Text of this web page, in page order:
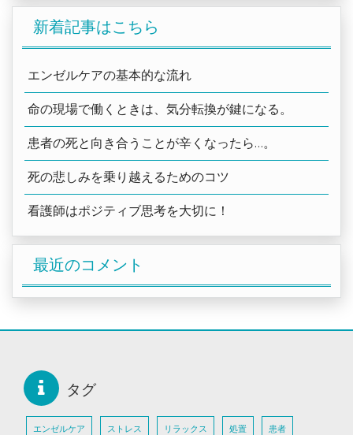
新着記事はこちら
エンゼルケアの基本的な流れ
命の現場で働くときは、気分転換が鍵になる。
患者の死と向き合うことが辛くなったら…。
死の悲しみを乗り越えるためのコツ
看護師はポジティブ思考を大切に！
最近のコメント
タグ
エンゼルケア ストレス リラックス 処置 患者